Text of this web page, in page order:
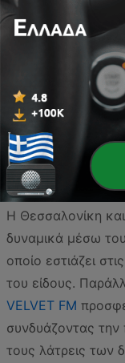
αναζητάτε μια
έμφαση στην
που θα
ακροατές. Για
και metal
Rocknation
στιγμή της ημέρας.
Η Θεσσαλονίκη
δυναμικά μέσω του
οποίο εστιάζει
του είδους.
VELVET FM
συνδυάζοντας την
τους λάτρεις των